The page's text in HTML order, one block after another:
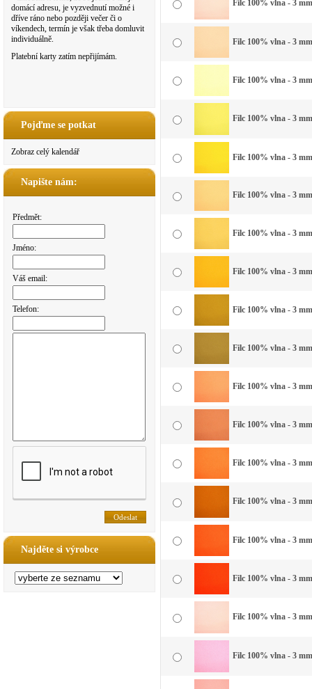
domácí adresu, je vyzvednutí možné i
dříve ráno nebo později večer či o
víkendech, termín je však třeba domluvit
individuálně.
Platební karty zatím nepřijímám.
Pojďme se potkat
Zobraz celý kalendář
Napište nám:
Předmět:
Jméno:
Váš email:
Telefon:
Najděte si výrobce
Filc 100% vlna - 3
Filc 100% vlna - 3
Filc 100% vlna - 3
Filc 100% vlna - 3
Filc 100% vlna - 3
Filc 100% vlna - 3
Filc 100% vlna - 3
Filc 100% vlna - 3
Filc 100% vlna - 3
Filc 100% vlna - 3
Filc 100% vlna - 3
Filc 100% vlna - 3
Filc 100% vlna - 3
Filc 100% vlna - 3
Filc 100% vlna - 3
Filc 100% vlna - 3
Filc 100% vlna - 3
Filc 100% vlna - 3